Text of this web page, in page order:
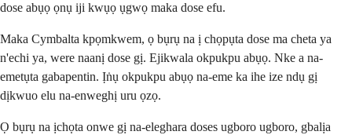
dose abụọ ọnụ iji kwụọ ụgwọ maka dose efu.
Maka Cymbalta kpọmkwem, ọ bụrụ na ị chọpụta dose ma cheta ya
n'echi ya, were naanị dose gị. Ejikwala okpukpu abụọ. Nke a na-
emetụta gabapentin. Ịṅụ okpukpu abụọ na-eme ka ihe ize ndụ gị
dịkwuo elu na-enweghị uru ọzọ.
Ọ bụrụ na ịchọta onwe gị na-eleghara doses ugboro ugboro, gbalịa